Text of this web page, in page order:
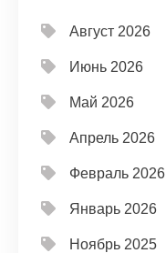
Август 2026
Июнь 2026
Май 2026
Апрель 2026
Февраль 2026
Январь 2026
Ноябрь 2025